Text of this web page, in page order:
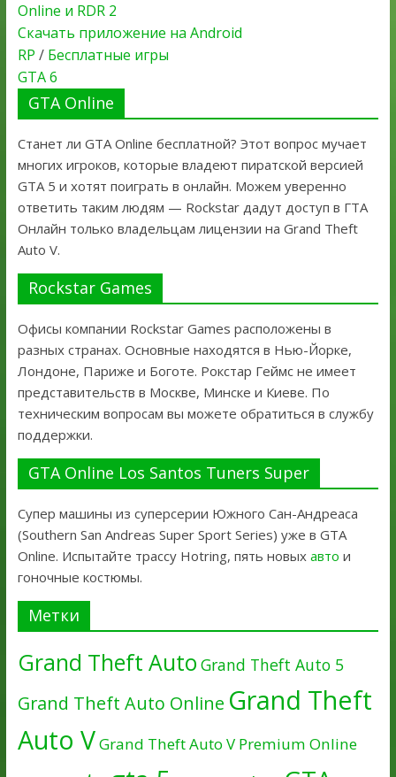
Online и RDR 2
Скачать приложение на Android
RP / Бесплатные игры
GTA 6
GTA Online
Станет ли GTA Online бесплатной? Этот вопрос мучает
многих игроков, которые владеют пиратской версией
GTA 5 и хотят поиграть в онлайн. Можем уверенно
ответить таким людям — Rockstar дадут доступ в ГТА
Онлайн только владельцам лицензии на Grand Theft
Auto V.
Rockstar Games
Офисы компании Rockstar Games расположены в
разных странах. Основные находятся в Нью-Йорке,
Лондоне, Париже и Боготе. Рокстар Геймс не имеет
представительств в Москве, Минске и Киеве. По
техническим вопросам вы можете обратиться в службу
поддержки.
GTA Online Los Santos Tuners Super
Супер машины из суперсерии Южного Сан-Андреаса
(Southern San Andreas Super Sport Series) уже в GTA
Online. Испытайте трассу Hotring, пять новых авто и
гоночные костюмы.
Метки
Grand Theft Auto Grand Theft Auto 5
Grand Theft Auto Online Grand Theft
Auto VGrand Theft Auto V Premium Online